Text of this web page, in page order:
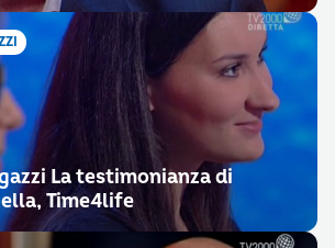
La testimonianza di
Time4life